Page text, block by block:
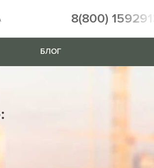
8(800) 1592913
БЛОГ